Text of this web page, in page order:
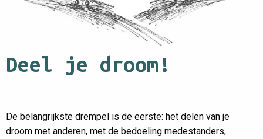
Deel je droom!
De belangrijkste drempel is de eerste: het delen van je
droom met anderen, met de bedoeling medestanders,